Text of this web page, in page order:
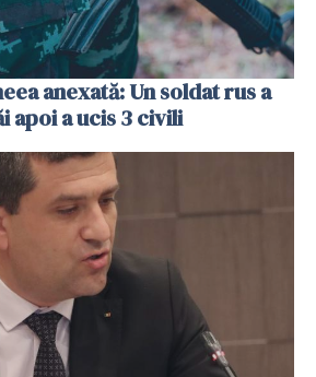
anexată: Un soldat rus a
apoi a ucis 3 civili